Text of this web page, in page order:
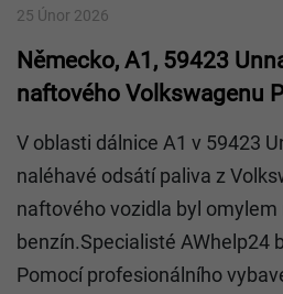
25 Únor 2026
Německo, A1, 59423
naftového Volkswagenu
V oblasti dálnice A1 v 59423
naléhavé odsátí paliva z
naftového vozidla byl omylem
benzín.Specialisté AWhelp24
Pomocí profesionálního